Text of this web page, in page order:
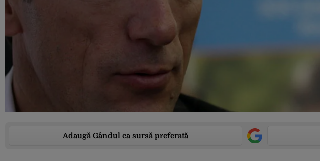
Adaugă Gândul ca sursă preferată